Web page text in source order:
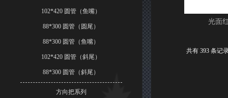
102*420 圆管（鱼嘴）
88*300 圆管（圆尾）
88*300 圆管（鱼嘴）
102*420 圆管（斜尾）
88*300 圆管（斜尾）
方向把系列
光面
共有 393 条记